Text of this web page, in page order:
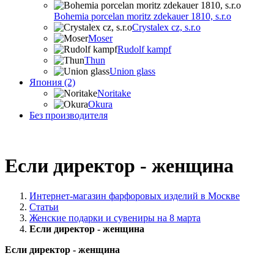
Bohemia porcelan moritz zdekauer 1810, s.r.o
Crystalex cz, s.r.o
Moser
Rudolf kampf
Thun
Union glass
Япония (2)
Noritake
Okura
Без производителя
Если директор - женщина
Интернет-магазин фарфоровых изделий в Москве
Статьи
Женские подарки и сувениры на 8 марта
Если директор - женщина
Если директор - женщина